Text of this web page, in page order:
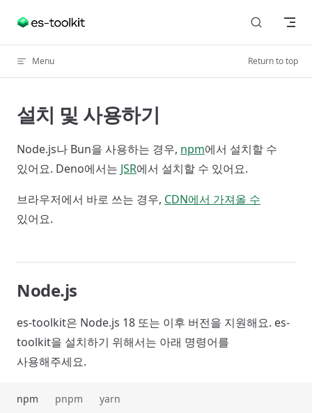
Skip to content
Menu Return to top
설치 및 사용하기
Node.js나 Bun을 사용하는 경우, npm에서 설치할 수
있어요. Deno에서는 JSR에서 설치할 수 있어요.
브라우저에서 바로 쓰는 경우, CDN에서 가져올 수
있어요.
Node.js
es-toolkit은 Node.js 18 또는 이후 버전을 지원해요. es-
toolkit을 설치하기 위해서는 아래 명령어를
사용해주세요.
npm pnpm yarn